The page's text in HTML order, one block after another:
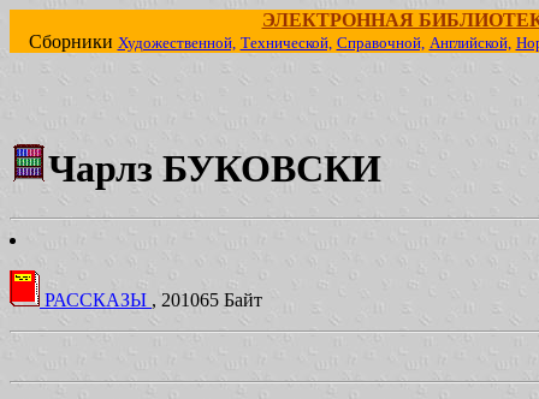
ЭЛЕКТРОННАЯ
Сборники Художественной, Технической, Справочной, Английской,
Чарлз БУКОВСКИ
РАССКАЗЫ , 201065 Байт